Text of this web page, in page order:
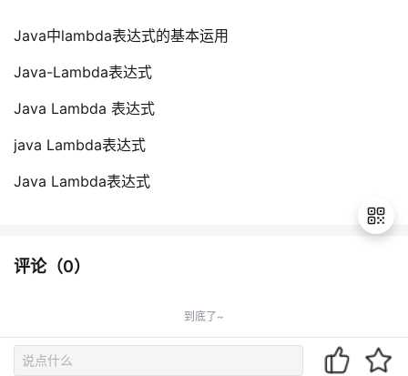
Java中lambda表达式的基本运用
Java-Lambda表达式
Java Lambda 表达式
java Lambda表达式
Java Lambda表达式
评论（0）
到底了~